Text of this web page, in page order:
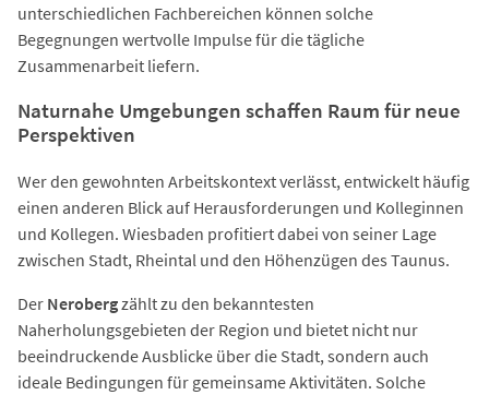
unterschiedlichen Fachbereichen können solche
Begegnungen wertvolle Impulse für die tägliche
Zusammenarbeit liefern.
Naturnahe Umgebungen schaffen Raum für neue
Perspektiven
Wer den gewohnten Arbeitskontext verlässt, entwickelt häufig
einen anderen Blick auf Herausforderungen und Kolleginnen
und Kollegen. Wiesbaden profitiert dabei von seiner Lage
zwischen Stadt, Rheintal und den Höhenzügen des Taunus.
Der Nerobergzählt zu den bekanntesten
Naherholungsgebieten der Region und bietet nicht nur
beeindruckende Ausblicke über die Stadt, sondern auch
ideale Bedingungen für gemeinsame Aktivitäten. Solche